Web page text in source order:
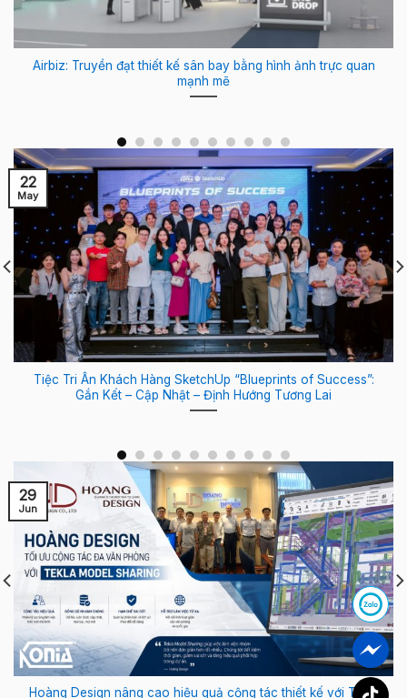
Airbiz: Truyền đạt thiết kế sân bay bằng hình ảnh trực quan
mạnh mẽ
Tiệc Tri Ân Khách Hàng SketchUp “Blueprints of Success”:
Gắn Kết – Cập Nhật – Định Hướng Tương Lai
22
May
Hoàng Design nâng cao hiệu quả cộng tác thiết kế với Tekla
29
Jun